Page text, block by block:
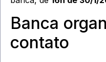
Banca
contato